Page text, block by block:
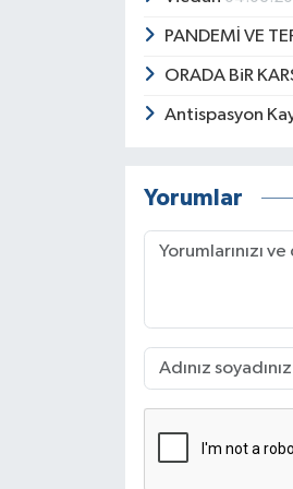
PANDEMİ VE
ORADA BiR
Antispasyon
Yorumlar